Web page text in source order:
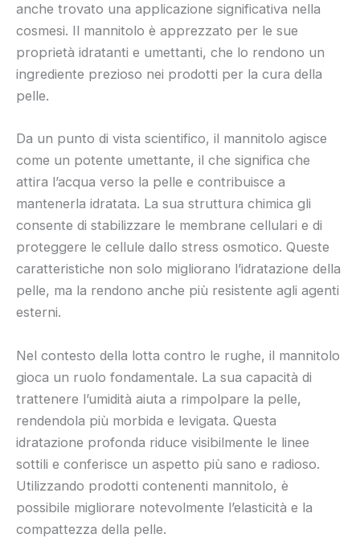
anche trovato una applicazione significativa nella
cosmesi. Il mannitolo è apprezzato per le sue
proprietà idratanti e umettanti, che lo rendono un
ingrediente prezioso nei prodotti per la cura della
pelle.
Da un punto di vista scientifico, il mannitolo agisce
come un potente umettante, il che significa che
attira l’acqua verso la pelle e contribuisce a
mantenerla idratata. La sua struttura chimica gli
consente di stabilizzare le membrane cellulari e di
proteggere le cellule dallo stress osmotico. Queste
caratteristiche non solo migliorano l’idratazione della
pelle, ma la rendono anche più resistente agli agenti
esterni.
Nel contesto della lotta contro le rughe, il mannitolo
gioca un ruolo fondamentale. La sua capacità di
trattenere l’umidità aiuta a rimpolpare la pelle,
rendendola più morbida e levigata. Questa
idratazione profonda riduce visibilmente le linee
sottili e conferisce un aspetto più sano e radioso.
Utilizzando prodotti contenenti mannitolo, è
possibile migliorare notevolmente l’elasticità e la
compattezza della pelle.